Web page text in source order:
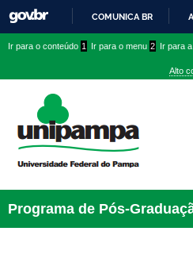
COMUNICA BR
conteúdo
menu
superior
menu
Ir para o conteúdo 1 Ir para o menu 2 Ir para
Alto